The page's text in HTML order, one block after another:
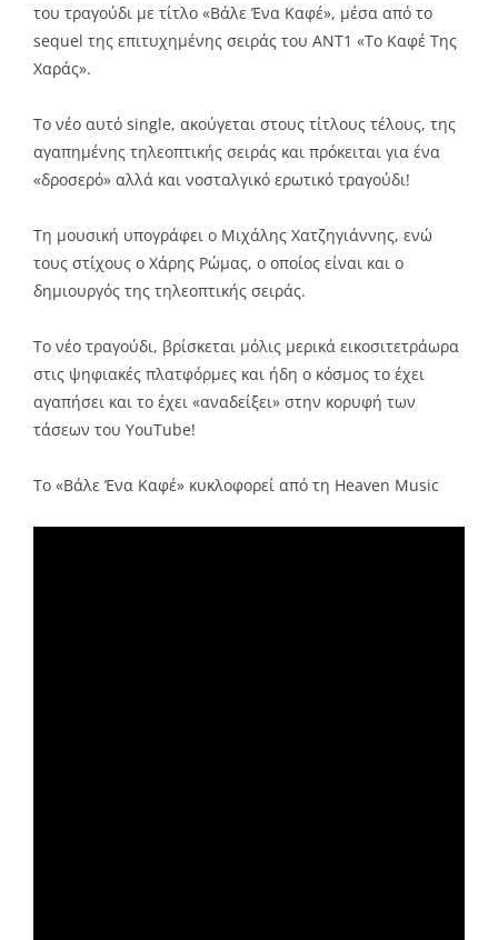
του τραγούδι με τίτλο «Βάλε Ένα Καφέ», μέσα από το
sequel της επιτυχημένης σειράς του AΝΤ1 «Το Καφέ Της
Χαράς».
Το νέο αυτό single, ακούγεται στους τίτλους τέλους, της
αγαπημένης τηλεοπτικής σειράς και πρόκειται για ένα
«δροσερό» αλλά και νοσταλγικό ερωτικό τραγούδι!
Τη μουσική υπογράφει ο Μιχάλης Χατζηγιάννης, ενώ
τους στίχους ο Χάρης Ρώμας, ο οποίος είναι και ο
δημιουργός της τηλεοπτικής σειράς.
Το νέο τραγούδι, βρίσκεται μόλις μερικά εικοσιτετράωρα
στις ψηφιακές πλατφόρμες και ήδη ο κόσμος το έχει
αγαπήσει και το έχει «αναδείξει» στην κορυφή των
τάσεων του YouTube!
To «Βάλε Ένα Καφέ» κυκλοφορεί από τη Heaven Music